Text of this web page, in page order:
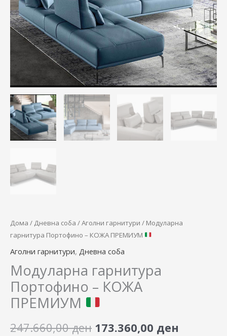
Дома / Дневна соба /Аголни гарнитури / Модуларна
гарнитура Портофино – КОЖА ПРЕМИУМ
Аголни гарнитури, Дневна соба
Модуларна гарнитура
Портофино – КОЖА
ПРЕМИУМ
247.660,00ден 173.360,00 ден
ПРЕМИУМ
количина